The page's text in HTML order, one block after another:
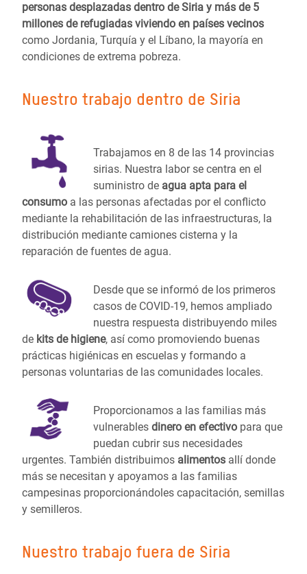
personas desplazadas dentro de Siria y más de 5
millones de refugiadas viviendo en países vecinos
como Jordania, Turquía y el Líbano, la mayoría en
condiciones de extrema pobreza.
Nuestro trabajo dentro de Siria
Trabajamos en 8 de las 14 provincias
sirias. Nuestra labor se centra en el
suministro de agua apta para el
consumo a las personas afectadas por el conflicto
mediante la rehabilitación de las infraestructuras, la
distribución mediante camiones cisterna y la
reparación de fuentes de agua.
Desde que se informó de los primeros
casos de COVID-19, hemos ampliado
nuestra respuesta distribuyendo miles
de kits de higiene, así como promoviendo buenas
prácticas higiénicas en escuelas y formando a
personas voluntarias de las comunidades locales.
Proporcionamos a las familias más
vulnerables dinero en efectivo para que
puedan cubrir sus necesidades
urgentes. También distribuimos alimentos allí donde
más se necesitan y apoyamos a las familias
campesinas proporcionándoles capacitación, semillas
y semilleros.
Nuestro trabajo fuera de Siria